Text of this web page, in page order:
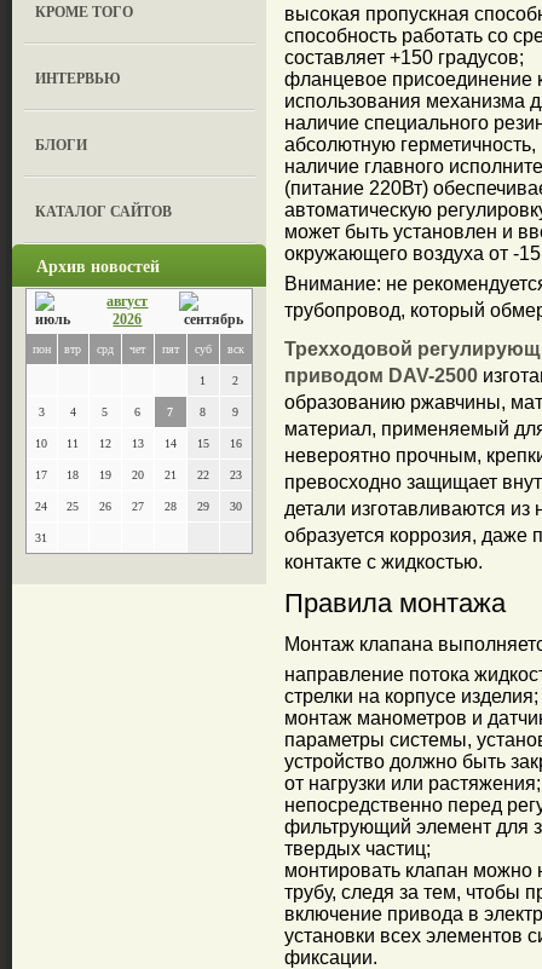
КРОМЕ ТОГО
ИНТЕРВЬЮ
БЛОГИ
КАТАЛОГ САЙТОВ
Архив новостей
август
2026
пон втр срд чет пят суб вск
1 2
3 4 5 6 7 8 9
10 11 12 13 14 15 16
17 18 19 20 21 22 23
24 25 26 27 28 29 30
31
высокая пропускная
способность работать со
составляет +150 градусов;
фланцевое присоединение
использования механизма
наличие специального
абсолютную герметичность,
наличие главного
(питание 220Вт)
автоматическую
может быть установлен и
окружающего воздуха от -
Внимание: не
трубопровод, который
Трехходовой
приводом DAV-2500
образованию ржавчины,
материал, применяемый для
невероятно прочным,
превосходно защищает
детали изготавливаются
образуется коррозия, даже
контакте с жидкостью.
Правила монтажа
Монтаж клапана
направление потока
стрелки на корпусе изделия;
монтаж манометров и
параметры системы,
устройство должно быть
от нагрузки или растяжения;
непосредственно перед
фильтрующий элемент для
твердых частиц;
монтировать клапан можно
трубу, следя за тем, чтобы
включение привода в
установки всех элементов
фиксации.